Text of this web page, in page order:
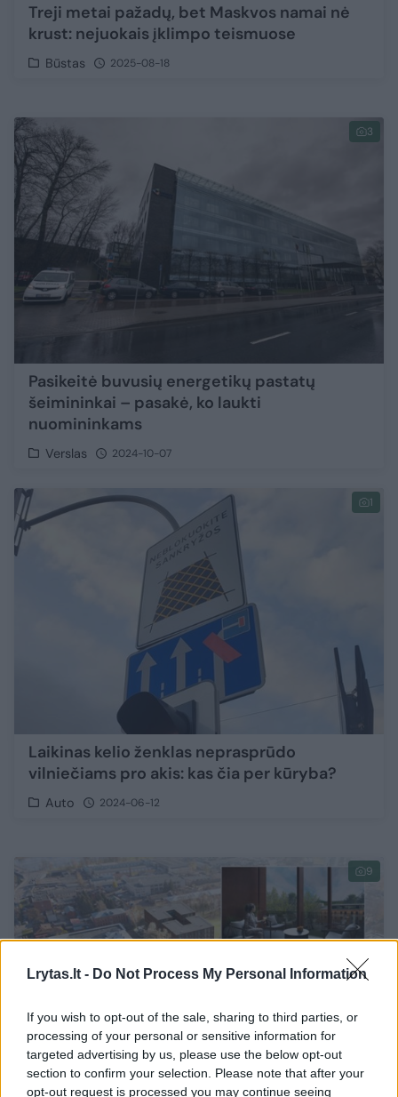
Lrytas.lt - Do Not Process My Personal Information
If you wish to opt-out of the sale, sharing to third parties, or
processing of your personal or sensitive information for
targeted advertising by us, please use the below opt-out
section to confirm your selection. Please note that after your
opt-out request is processed you may continue seeing
Treji metai pažadų, bet Maskvos namai nė
krust: nejuokais įklimpo teismuose
Būstas 2025-08-18
3
Pasikeitė buvusių energetikų pastatų
šeimininkai – pasakė, ko laukti
nuomininkams
Verslas 2024-10-07
1
Laikinas kelio ženklas neprasprūdo
vilniečiams pro akis: kas čia per kūryba?
Auto 2024-06-12
9